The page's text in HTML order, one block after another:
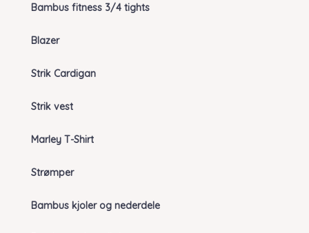
Bambus fitness 3/4 tights
Blazer
Strik Cardigan
Strik vest
Marley T-Shirt
Strømper
Bambus kjoler og nederdele